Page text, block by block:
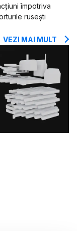
împotriva
rusești
VEZI MAI MULT